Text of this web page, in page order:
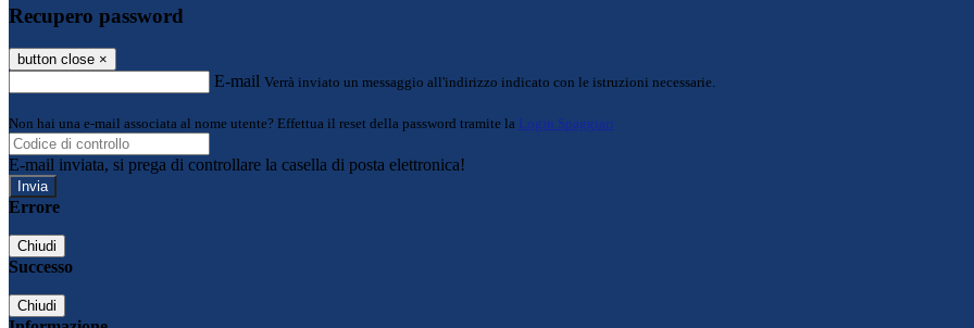
Recupero password
button close ×
E-mail Verrà inviato un messaggio all'indirizzo indicato con le istruzioni necessarie.
Non hai una e-mail associata al nome utente? Effettua il reset della password tramite la Login Spaggiari
E-mail inviata, si prega di controllare la casella di posta elettronica!
Errore
Chiudi
Successo
Chiudi